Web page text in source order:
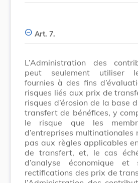
Art. 7.
L’Administration des
peut seulement utiliser
fournies à des fins
risques liés aux prix de
risques d’érosion de la base
transfert de bénéfices, y
le risque que les
d’entreprises multinationales
pas aux règles applicables
de transfert, et, le cas
d’analyse économique et
rectifications des prix de